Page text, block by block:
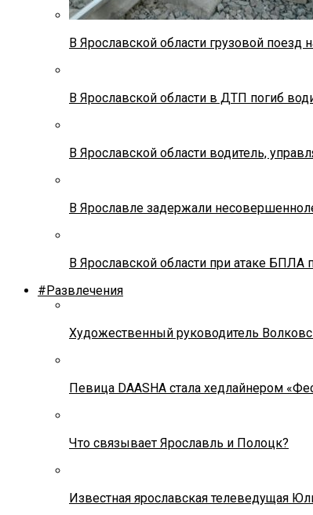
В Ярославской области грузовой поезд
В Ярославской области в ДТП погиб
В Ярославской области водитель,
В Ярославле задержали
В Ярославской области при атаке
#Развлечения
Художественный руководитель
Певица DAASHA стала хедлайнером
Что связывает Ярославль и Полоцк?
Известная ярославская телеведущая